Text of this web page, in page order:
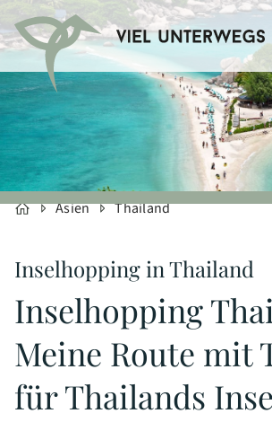
Asien Thailand
Inselhopping in Thailand
Inselhopping
Meine Route mit
für Thailands